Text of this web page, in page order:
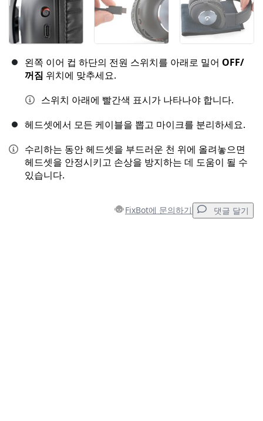
왼쪽 이어 컵 하단의 전원 스위치를 아래로 밀어 OFF/
꺼짐 위치에 맞추세요.
스위치 아래에 빨간색 표시가 나타나야 합니다.
헤드셋에서 모든 케이블을 뽑고 마이크를 분리하세요.
수리하는 동안 헤드셋을 부드러운 천 위에 올려놓으면
헤드셋을 안정시키고 손상을 방지하는 데 도움이 될 수
있습니다.
FixBot에 문의하기 댓글 달기